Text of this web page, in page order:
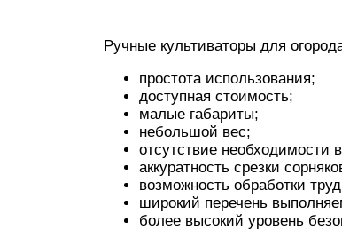
Ручные культиваторы для
простота использования;
доступная стоимость;
малые габариты;
небольшой вес;
отсутствие необходимости
аккуратность срезки
возможность обработки
широкий перечень
более высокий уровень